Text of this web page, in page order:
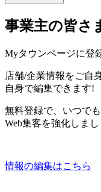
事業主の皆さ
Myタウンページに登
店舗/企業情報をご自
自身で編集できます!
無料登録で、いつで
Web集客を強化しまし
情報の編集はこちら